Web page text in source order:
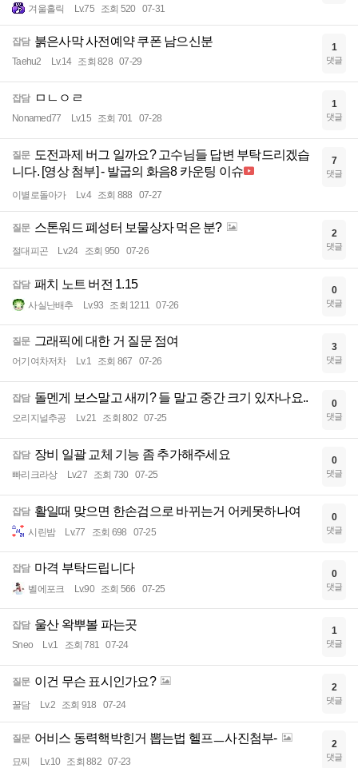
겨울홀릭 Lv.75 조회 520 07-31
잡담 붉은사막 사전예약 쿠폰 남으신분
Taehu2 Lv.14 조회 828 07-29
1
댓글
잡담 ㅁㄴㅇㄹ
Nonamed77 Lv.15 조회 701 07-28
1
댓글
질문 도전과제 버그 일까요? 고수님들 답변 부탁드리겠습
니다. [영상 첨부] - 발굽의 화음8 카운팅 이슈
이별로돌아가 Lv.4 조회 888 07-27
7
댓글
질문 스톤워드 폐성터 보물상자 먹은 분?
절대피곤 Lv.24 조회 950 07-26
2
댓글
잡담 패치 노트 버전 1.15
사실난배추 Lv.93 조회 1211 07-26
0
댓글
질문 그래픽에 대한 거 질문 점여
어기여차저차 Lv.1 조회 867 07-26
3
댓글
잡담 돌멘게 보스말고 새끼? 들 말고 중간 크기 있자나요..
오리지널추공 Lv.21 조회 802 07-25
0
댓글
잡담 장비 일괄 교체 기능 좀 추가해주세요
빠리크라상 Lv.27 조회 730 07-25
0
댓글
잡담 활일때 맞으면 한손검으로 바뀌는거 어케못하나여
시린밤 Lv.77 조회 698 07-25
0
댓글
잡담 마격 부탁드립니다
벨에포크 Lv.90 조회 566 07-25
0
댓글
잡담 울산 왁뿌볼 파는곳
Sneo Lv.1 조회 781 07-24
1
댓글
질문 이건 무슨 표시인가요?
꿀담 Lv.2 조회 918 07-24
2
댓글
질문 어비스 동력핵박힌거 뽑는법 헬프ㅡ사진첨부-
묘찌 Lv.10 조회 882 07-23
2
댓글